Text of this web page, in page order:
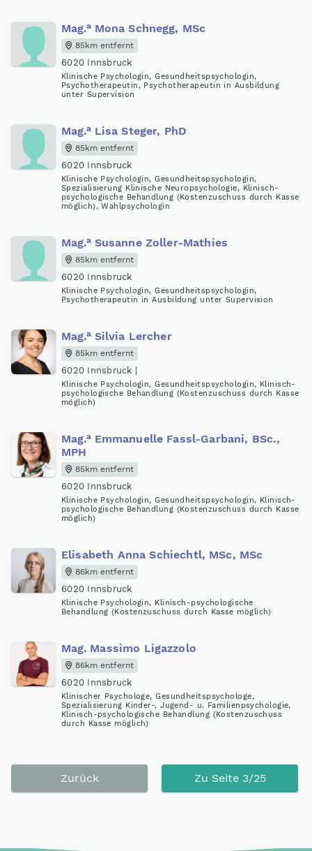
Mag.aMona Schnegg, MSc
85km entfernt
6020 Innsbruck
Klinische Psychologin, Gesundheitspsychologin,
Psychotherapeutin, Psychotherapeutin in Ausbildung
unter Supervision
Mag.aLisa Steger, PhD
85km entfernt
6020 Innsbruck
Klinische Psychologin, Gesundheitspsychologin,
Spezialisierung Klinische Neuropsychologie, Klinisch-
psychologische Behandlung (Kostenzuschuss durch Kasse
möglich), Wahlpsychologin
Mag.aSusanne Zoller-Mathies
85km entfernt
6020 Innsbruck
Klinische Psychologin, Gesundheitspsychologin,
Psychotherapeutin in Ausbildung unter Supervision
Mag.aSilvia Lercher
85km entfernt
6020 Innsbruck |
Klinische Psychologin, Gesundheitspsychologin, Klinisch-
psychologische Behandlung (Kostenzuschuss durch Kasse
möglich)
Mag.aEmmanuelle Fassl-Garbani, BSc.,
MPH
85km entfernt
6020 Innsbruck
Klinische Psychologin, Gesundheitspsychologin, Klinisch-
psychologische Behandlung (Kostenzuschuss durch Kasse
möglich)
Elisabeth Anna Schiechtl, MSc, MSc
86km entfernt
6020 Innsbruck
Klinische Psychologin, Klinisch-psychologische
Behandlung (Kostenzuschuss durch Kasse möglich)
Mag. Massimo Ligazzolo
86km entfernt
6020 Innsbruck
Klinischer Psychologe, Gesundheitspsychologe,
Spezialisierung Kinder-, Jugend- u. Familienpsychologie,
Klinisch-psychologische Behandlung (Kostenzuschuss
durch Kasse möglich)
Zurück Zu Seite 3/25